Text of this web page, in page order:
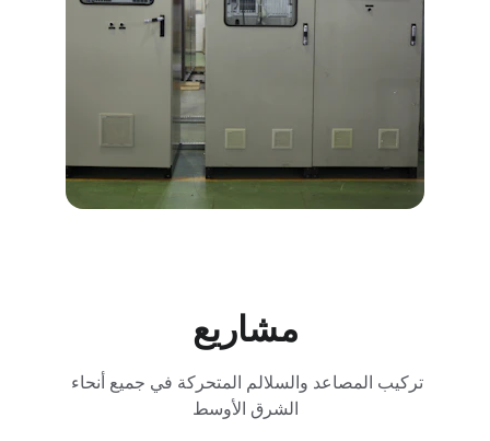
مشاريع
تركيب المصاعد والسلالم المتحركة في جميع أنحاء
الشرق الأوسط